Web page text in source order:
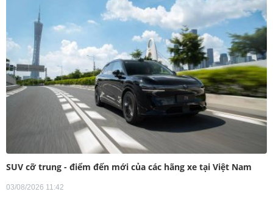
SUV cỡ trung - điểm đến mới của các hãng xe tại Việt Nam
03/08/2026 11:42